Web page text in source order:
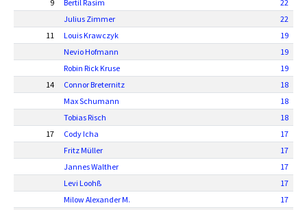
9 Bertil Rasim
22
Julius Zimmer
22
11
Louis Krawczyk
19
Nevio Hofmann
19
Robin Rick Kruse
19
14
Connor Breternitz
18
Max Schumann
18
Tobias Risch
18
17
Cody Icha
17
Fritz Müller
17
Jannes Walther
17
Levi Loohß
17
Milow Alexander M.
17